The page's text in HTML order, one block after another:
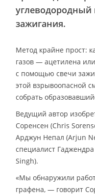
углеводородный
зажигания.
Метод крайне прост:
газов — ацетилена
с помощью свечи
этой взрывоопасной
собрать
Ведущий автор
Соренсен (Chris
Арджун Непал (Arjun
специалист
Singh).
«Мы обнаружили
графена, — говорит